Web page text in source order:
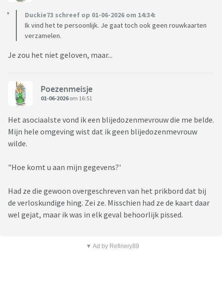
Duckie73 schreef op 01-06-2026 om 14:34:
Ik vind het te persoonlijk. Je gaat toch ook geen rouwkaarten
verzamelen.
Je zou het niet geloven, maar...
Poezenmeisje
01-06-2026om 16:51
Het asociaalste vond ik een blijedozenmevrouw die me belde.
Mijn hele omgeving wist dat ik geen blijedozenmevrouw
wilde.
"Hoe komt u aan mijn gegevens?'
Had ze die gewoon overgeschreven van het prikbord dat bij
de verloskundige hing. Zei ze. Misschien had ze de kaart daar
wel gejat, maar ik was in elk geval behoorlijk pissed.
▼ Ad by Refinery89